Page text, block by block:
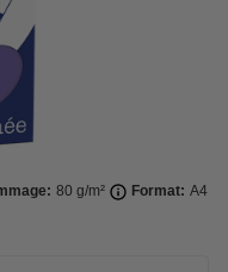
80 g/m² Format: A4